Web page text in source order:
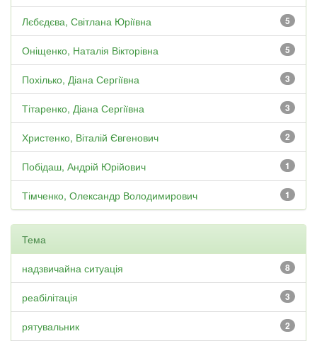
5
Лєбєдєва, Світлана Юріївна
5
Оніщенко, Наталія Вікторівна
3
Похілько, Діана Сергіївна
3
Тітаренко, Діана Сергіївна
2
Христенко, Віталій Євгенович
1
Побідаш, Андрій Юрійович
1
Тімченко, Олександр Володимирович
Тема
8
надзвичайна ситуація
3
реабілітація
2
рятувальник